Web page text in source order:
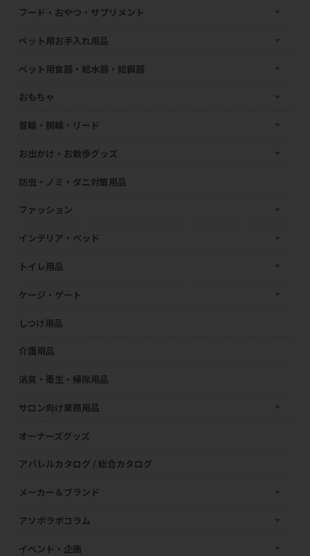
フード・おやつ・サプリメント
ペット用お手入れ用品
ペット用食器・給水器・給餌器
おもちゃ
首輪・胴輪・リード
お出かけ・お散歩グッズ
防虫・ノミ・ダニ対策用品
ファッション
インテリア・ベッド
トイレ用品
ケージ・ゲート
しつけ用品
介護用品
消臭・衛生・掃除用品
サロン向け業務用品
オーナーズグッズ
アパレルカタログ / 総合カタログ
メーカー＆ブランド
アソボラボコラム
イベント・企画